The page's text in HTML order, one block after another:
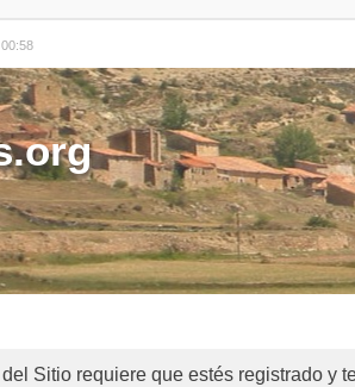
Sitio requiere que estés registrado y